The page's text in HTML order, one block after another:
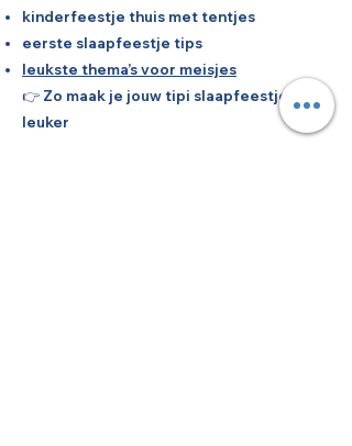
kinderfeestje thuis met tentjes
eerste slaapfeestje tips
leukste thema’s voor meisjes
👉 Zo maak je jouw tipi slaapfeestje nog
leuker